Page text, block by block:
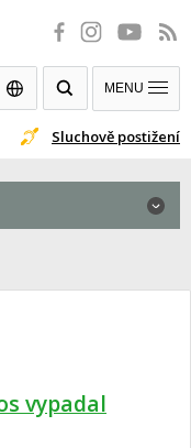
Sluchově postižení
MENU
vypadal